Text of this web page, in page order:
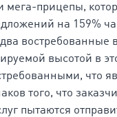
мега-прицепы,
на 159%
востребованные
высотой в
что
того, что
пытаются